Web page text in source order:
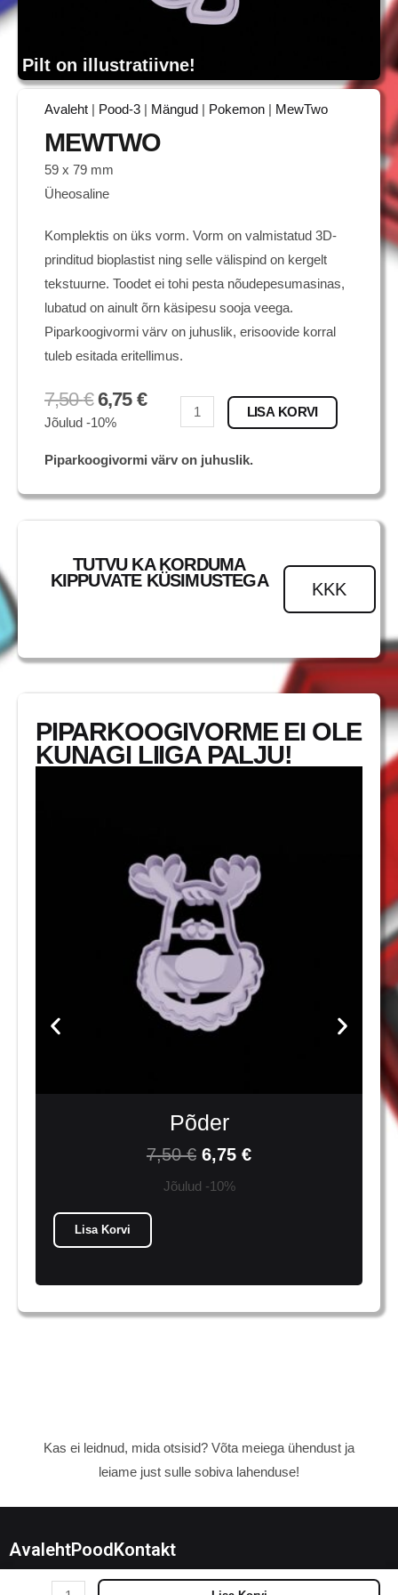
Pilt on illustratiivne!
Avaleht Pood-3 Mängud Pokemon MewTwo
MEWTWO
59 x 79 mm
Üheosaline
Komplektis on üks vorm. Vorm on valmistatud 3D-
prinditud bioplastist ning selle välispind on kergelt
tekstuurne. Toodet ei tohi pesta nõudepesumasinas,
lubatud on ainult õrn käsipesu sooja veega.
Piparkoogivormi värv on juhuslik, erisoovide korral
tuleb esitada eritellimus.
7,50€ 6,75 €
Jõulud -10%
MewTwo
kogus
LISA KORVI
Piparkoogivormi värv on juhuslik.
TUTVU KA KORDUMA
KIPPUVATE KÜSIMUSTEGA
KKK
PIPARKOOGIVORME EI OLE
KUNAGI LIIGA PALJU!
Põder
7,50€ 6,75 €
Jõulud -10%
Lisa Korvi
Kas ei leidnud, mida otsisid? Võta meiega ühendust ja
leiame just sulle sobiva lahenduse!
AvalehtPoodKontakt
MewTwo